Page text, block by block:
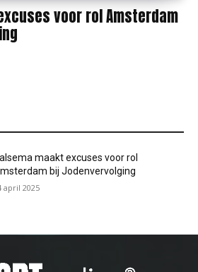
voor rol Amsterdam
maakt excuses voor rol
bij Jodenvervolging
april 2025